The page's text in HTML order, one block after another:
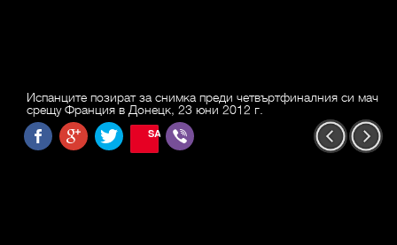
Испанците позират за снимка преди четвъртфиналния си мач
срещу Франция в Донецк, 23 юни 2012 г.
SAVE